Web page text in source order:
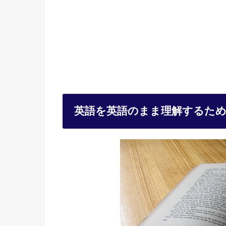
英語を英語のまま理解するた